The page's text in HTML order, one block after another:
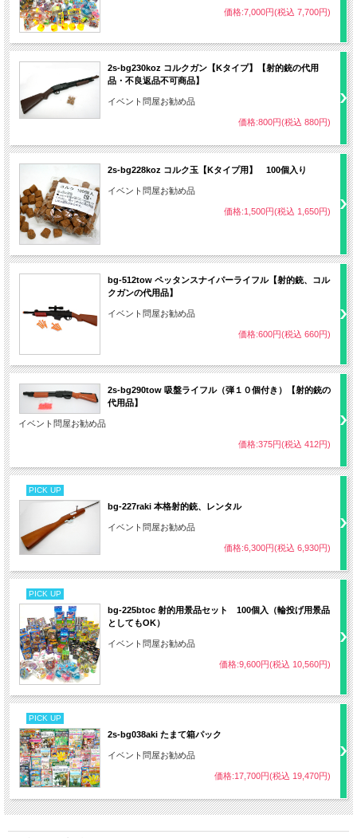
価格:7,000円(税込 7,700円)
2s-bg230koz コルクガン【Kタイプ】【射的銃の代用
品・不良返品不可商品】
イベント問屋お勧め品
価格:800円(税込 880円)
2s-bg228koz コルク玉【Kタイプ用】 100個入り
イベント問屋お勧め品
価格:1,500円(税込 1,650円)
bg-512tow ペッタンスナイパーライフル【射的銃、コル
クガンの代用品】
イベント問屋お勧め品
価格:600円(税込 660円)
2s-bg290tow 吸盤ライフル（弾１０個付き）【射的銃の
代用品】
イベント問屋お勧め品
価格:375円(税込 412円)
PICK UP
bg-227raki 本格射的銃、レンタル
イベント問屋お勧め品
価格:6,300円(税込 6,930円)
PICK UP
bg-225btoc 射的用景品セット 100個入（輪投げ用景品
としてもOK）
イベント問屋お勧め品
価格:9,600円(税込 10,560円)
PICK UP
2s-bg038aki たまて箱パック
イベント問屋お勧め品
価格:17,700円(税込 19,470円)